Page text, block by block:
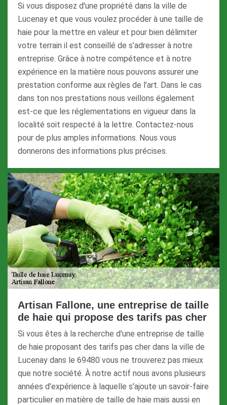
Si vous disposez d'une propriété dans la ville de
Lucenay et que vous voulez procéder à une taille de
haie pour la mettre en valeur et pour bien délimiter
votre terrain il est conseillé de s’adresser à notre
entreprise. Grâce à notre compétence et à notre
expérience en la matière nous pouvons assurer une
prestation conforme aux règles de l’art. Dans le cas
dans ton nos prestations nous veillons également
est-ce que les réglementations en vigueur dans la
localité soit respecté à la lettre. Contactez-nous
pour de plus amples informations. Nous vous
donnerons des informations plus précises.
Artisan Fallone, une entreprise de taille
de haie qui propose des tarifs pas cher
Si vous êtes à la recherche d'une entreprise de taille
de haie proposant des tarifs pas cher dans la ville de
Lucenay dans le 69480 vous ne trouverez pas mieux
que notre société. À notre actif nous avons plusieurs
années d'expérience à laquelle s'ajoute un savoir-faire
particulier en matière de taille de haie mais aussi en